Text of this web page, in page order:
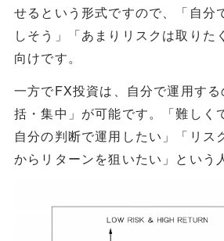
せるという形式ですので、「自分
しそう」「あまりリスクは取りた
向けです。
一方でFX投資は、自分で運用す
括・集中」が可能です。「難しく
自分の判断で運用したい」「リス
からリターンを狙いたい」という